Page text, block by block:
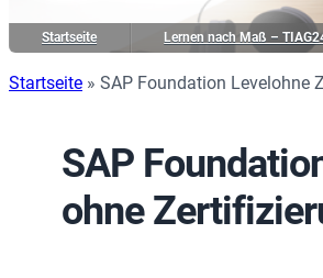
Startseite Lernen nach Maß –
Startseite » SAP Foundation Levelohne
SAP
ohne